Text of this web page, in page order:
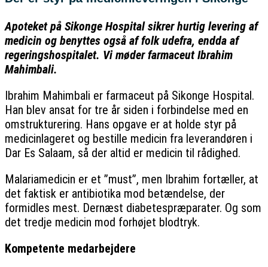
Apoteket på Sikonge Hospital sikrer hurtig levering af
medicin og benyttes også af folk udefra, endda af
regeringshospitalet. Vi møder farmaceut Ibrahim
Mahimbali.
Ibrahim Mahimbali er farmaceut på Sikonge Hospital.
Han blev ansat for tre år siden i forbindelse med en
omstrukturering. Hans opgave er at holde styr på
medicinlageret og bestille medicin fra leverandøren i
Dar Es Salaam, så der altid er medicin til rådighed.
Malariamedicin er et ”must”, men Ibrahim fortæller, at
det faktisk er antibiotika mod betændelse, der
formidles mest. Dernæst diabetespræparater. Og som
det tredje medicin mod forhøjet blodtryk.
Kompetente medarbejdere